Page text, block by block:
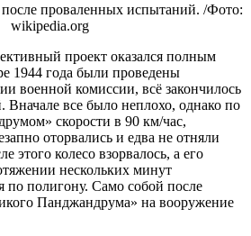
проваленных испытаний. /Фото:
wikipedia.org
проект оказался полным
1944 года были проведены
военной комиссии, всё закончилось
Вначале все было неплохо, однако по
скорости в 90 км/час,
оторвались и едва не отняли
этого колесо взорвалось, а его
нескольких минут
по полигону. Само собой после
Панджандрума» на вооружение